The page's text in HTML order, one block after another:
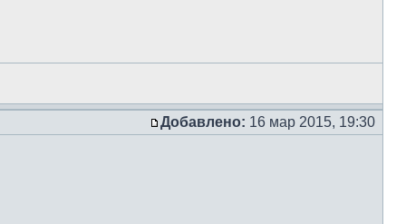
Добавлено: 16 мар 2015, 19:30